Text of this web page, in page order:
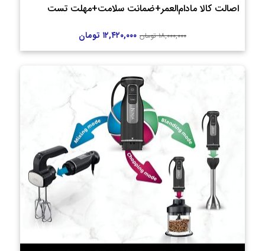
اصالت کالا مادام‌العمر+ضمانت سلامت+مهلت تست
۱۸,۰۰۰,۰۰۰ تومان ۱۲,۴۲۰,۰۰۰ تومان